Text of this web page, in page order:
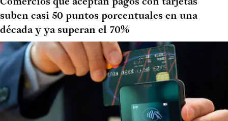
Comercios que aceptan pagos con tarjetas
suben casi 50 puntos porcentuales en una
década y ya superan el 70%